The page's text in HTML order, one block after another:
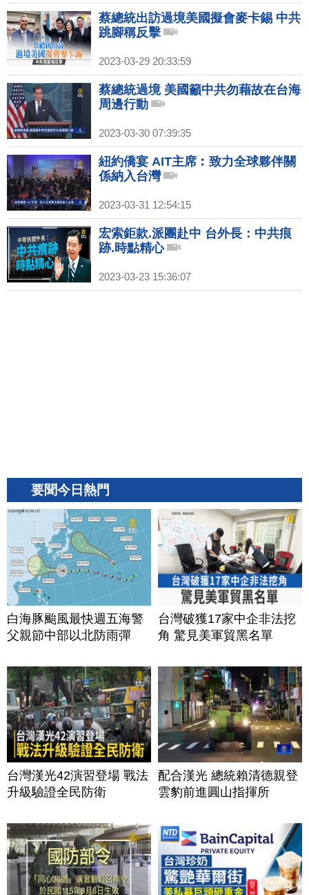
蔡總統出訪過境美國擬會麥卡錫 中共
跳腳稱反擊
2023-03-29 20:33:59
蔡總統過境 美國籲中共勿藉故在台海
周邊行動
2023-03-30 07:39:35
紐約僑宴 AIT主席︰致力全球夥伴關
係納入台灣
2023-03-31 12:54:15
宏索鉅款.派團赴中 台外長：中共痕
跡.時點精心
2023-03-23 15:36:07
要聞今日熱門
白海豚颱風最快週五海警
父親節中部以北防雨彈
台灣破獲17家中企非法挖
角 驚見美軍貿黑名單
台灣漢光42演習登場 戰法
升級驗證全民防衛
配合漢光 總統賴清德親登
雲豹前進圓山指揮所